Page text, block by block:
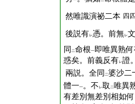
然唯識演祕二本 四
後説有レ憑。前無レ
同 二命根一即唯異熟
惑矣。前義反有レ證
兩説。全同 二婆沙二
體一一。不 レ取 二唯異
有差別無差別相如